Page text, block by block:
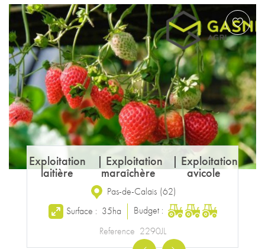
Exploitation
laitière
| Exploitation
maraîchère
| Exploitation
avicole
Pas-de-Calais (62)
Surface : 35ha
Budget :
Reference 2290JL